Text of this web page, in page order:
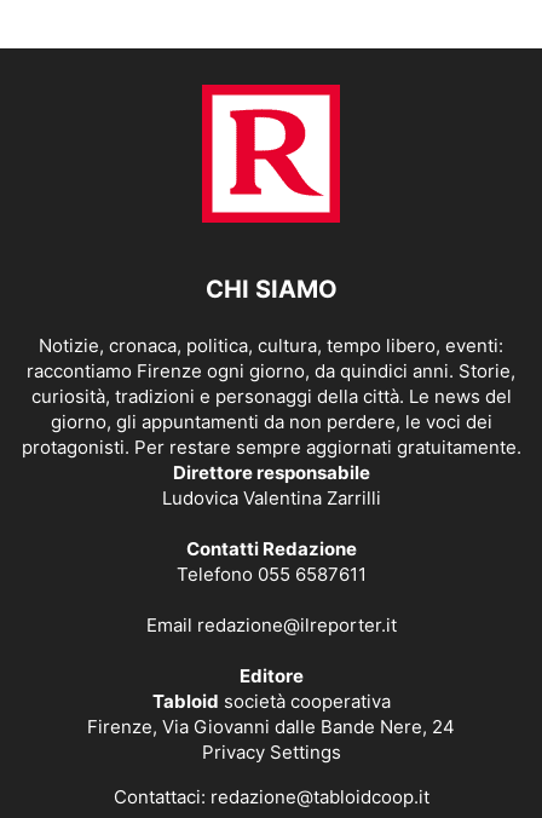
CHI SIAMO
Notizie, cronaca, politica, cultura, tempo libero, eventi:
raccontiamo Firenze ogni giorno, da quindici anni. Storie,
curiosità, tradizioni e personaggi della città. Le news del
giorno, gli appuntamenti da non perdere, le voci dei
protagonisti. Per restare sempre aggiornati gratuitamente.
Direttore responsabile
Ludovica Valentina Zarrilli
Contatti Redazione
Telefono 055 6587611
Email redazione@ilreporter.it
Editore
Tabloid società cooperativa
Firenze, Via Giovanni dalle Bande Nere, 24
Privacy Settings
Contattaci: redazione@tabloidcoop.it